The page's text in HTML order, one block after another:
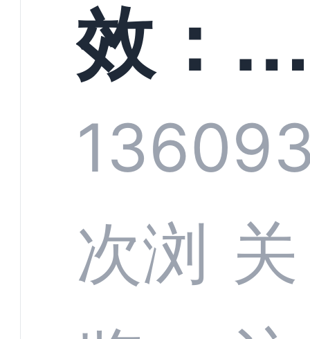
技何以
定义行
业标
效：螳
螂科技
CRM
1360
次浏 关